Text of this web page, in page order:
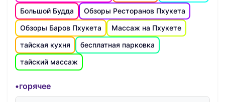
Большой Будда
Обзоры Ресторанов Пхукета
Обзоры Баров Пхукета
Массаж на Пхукете
тайская кухня
бесплатная парковка
тайский массаж
•горячее